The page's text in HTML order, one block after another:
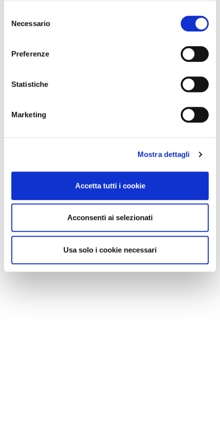
delNecessario
Preferenze
Statistiche
Marketing
Mostra dettagli
Accetta tutti i cookie
Acconsenti ai selezionati
Usa solo i cookie necessari